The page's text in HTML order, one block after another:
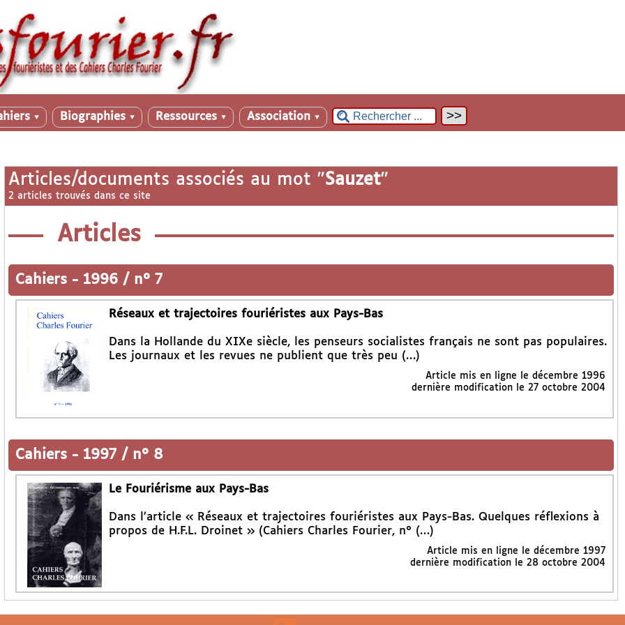
▼ Biographies ▼ Ressources ▼ Association ▼
Articles/documents associés au mot "Sauzet"
2 articles trouvés dans ce site
Articles
Cahiers - 1996 / n° 7
Réseaux et trajectoires fouriéristes aux Pays-Bas
Dans la Hollande du XIXe siècle, les penseurs socialistes français ne sont pas populaires.
Les journaux et les revues ne publient que très peu (…)
Article mis en ligne le décembre 1996
dernière modification le 27 octobre 2004
Cahiers - 1997 / n° 8
Le Fouriérisme aux Pays-Bas
Dans l’article « Réseaux et trajectoires fouriéristes aux Pays-Bas. Quelques réflexions à
propos de H.F.L. Droinet » (Cahiers Charles Fourier, n° (…)
Article mis en ligne le décembre 1997
dernière modification le 28 octobre 2004